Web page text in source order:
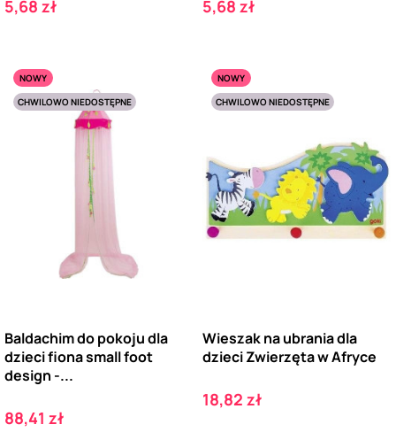
Cena
5,68 zł Cena
5,68 zł
NOWY
CHWILOWO NIEDOSTĘPNE
Baldachim do pokoju dla
dzieci fiona small foot
design -...
Cena
88,41 zł
NOWY
CHWILOWO NIEDOSTĘPNE
Wieszak na ubrania dla
dzieci Zwierzęta w Afryce
Cena
18,82 zł